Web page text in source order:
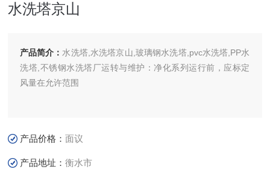
水洗塔京山
产品简介： 水洗塔,水洗塔京山,玻璃钢水洗塔,pvc水洗塔,PP水
洗塔,不锈钢水洗塔厂运转与维护：净化系列运行前，应标定
风量在允许范围
产品价格：面议
产品地址：衡水市